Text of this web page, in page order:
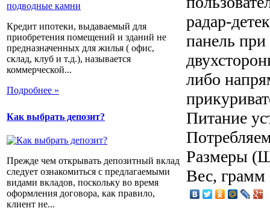
Кредит ипотеки, выдаваемый для
приобретения помещений и зданий не
предназначенных для жилья ( офис,
склад, клуб и т.д.), называется
коммерческой...
Подробнее »
Как выбрать депозит?
Прежде чем открывать депозитный вклад
следует ознакомиться с предлагаемыми
видами вкладов, поскольку во время
оформления договора, как правило,
клиент не...
радар-
панель
либо
Питание
Размеры
Вес, грамм